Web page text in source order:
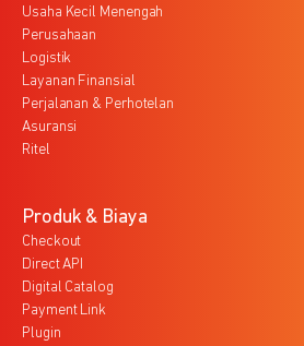
Usaha Kecil Menengah
Perusahaan
Logistik
Layanan Finansial
Perjalanan & Perhotelan
Asuransi
Ritel
Produk & Biaya
Checkout
Direct API
Digital Catalog
Payment Link
Plugin